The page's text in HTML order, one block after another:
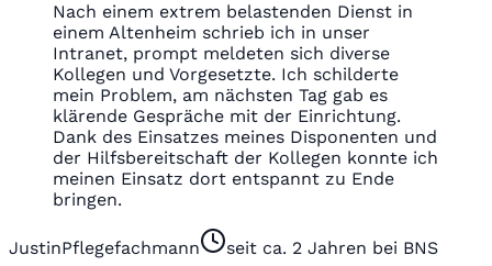
Nach einem extrem belastenden Dienst in
einem Altenheim schrieb ich in unser
Intranet, prompt meldeten sich diverse
Kollegen und Vorgesetzte. Ich schilderte
mein Problem, am nächsten Tag gab es
klärende Gespräche mit der Einrichtung.
Dank des Einsatzes meines Disponenten und
der Hilfsbereitschaft der Kollegen konnte ich
meinen Einsatz dort entspannt zu Ende
bringen.
JustinPflegefachmann
seit ca. 2 Jahren bei BNS